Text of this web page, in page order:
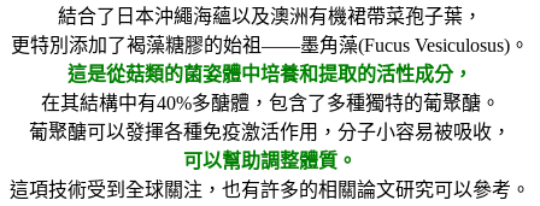
結合了日本沖繩海蘊以及澳洲有機裙帶菜孢子葉，
更特別添加了褐藻糖膠的始祖——墨角藻(Fucus Vesiculosus) 。
這是從菇類的菌姿體中培養和提取的活性成分，
在其結構中有40%多醣體，包含了多種獨特的葡聚醣。
葡聚醣可以發揮各種免疫激活作用，分子小容易被吸收，
可以幫助調整體質。
這項技術受到全球關注，也有許多的相關論文研究可以參考。